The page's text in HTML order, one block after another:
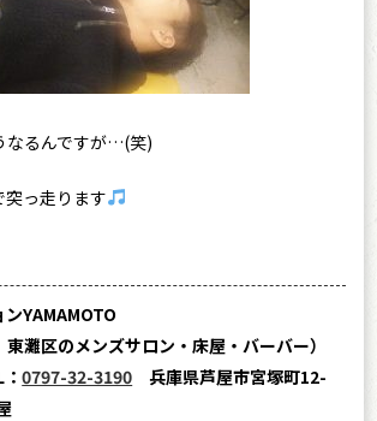
なるんですが…(笑)
突っ走ります
YAMAMOTO
東灘区のメンズサロン・床屋・バーバー）
：0797-32-3190 兵庫県芦屋市宮塚町12-